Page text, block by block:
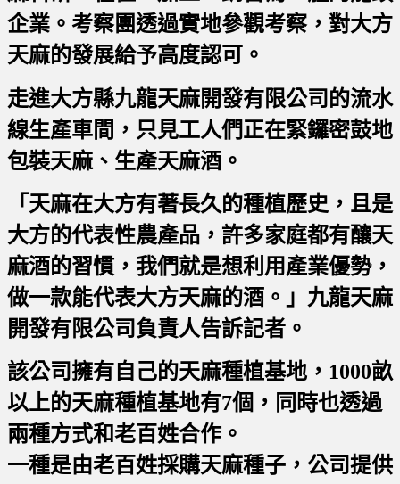
企業。考察團透過實地參觀考察，對大方
天麻的發展給予高度認可。
走進大方縣九龍天麻開發有限公司的流水
線生產車間，只見工人們正在緊鑼密鼓地
包裝天麻、生產天麻酒。
「天麻在大方有著長久的種植歷史，且是
大方的代表性農產品，許多家庭都有釀天
麻酒的習慣，我們就是想利用產業優勢，
做一款能代表大方天麻的酒。」九龍天麻
開發有限公司負責人告訴記者。
該公司擁有自己的天麻種植基地，1000畝
以上的天麻種植基地有7個，同時也透過
兩種方式和老百姓合作。
一種是由老百姓採購天麻種子，公司提供